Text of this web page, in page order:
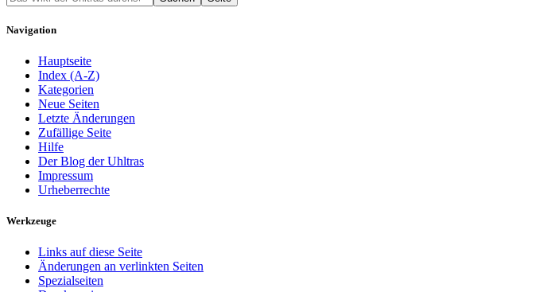
Navigation
Hauptseite
Index (A-Z)
Kategorien
Neue Seiten
Letzte Änderungen
Zufällige Seite
Hilfe
Der Blog der Uhltras
Impressum
Urheberrechte
Werkzeuge
Links auf diese Seite
Änderungen an verlinkten Seiten
Spezialseiten